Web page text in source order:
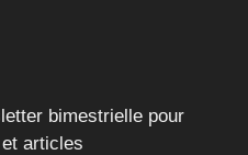
bimestrielle pour
articles